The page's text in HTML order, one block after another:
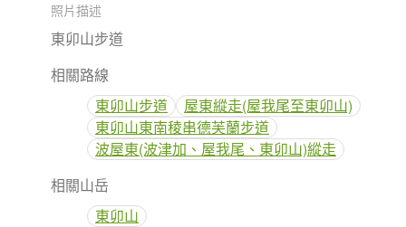
照片描述
東卯山步道
相關路線
東卯山步道
屋東縱走(屋我尾至東卯山)
東卯山東南稜串德芙蘭步道
波屋東(波津加、屋我尾、東卯山)縱走
相關山岳
東卯山